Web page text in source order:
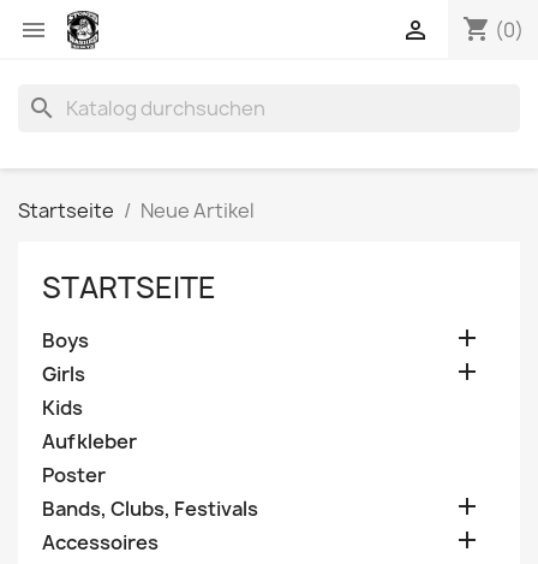
 shopping_cart (0)

search
Startseite Neue Artikel
STARTSEITE
Boys 
Girls 
Kids
Aufkleber
Poster
Bands, Clubs, Festivals

Accessoires 